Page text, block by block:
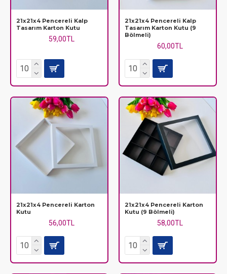
21x21x4 Pencereli Kalp
Tasarım Karton Kutu
59,00TL
21x21x4 Pencereli Kalp
Tasarım Karton Kutu (9
Bölmeli)
60,00TL
21x21x4 Pencereli Karton
Kutu
56,00TL
21x21x4 Pencereli Karton
Kutu (9 Bölmeli)
58,00TL